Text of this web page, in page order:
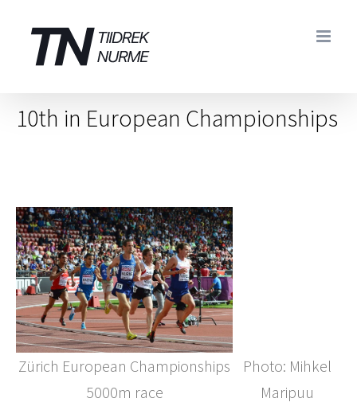
content
10th in European Championships
Zürich European Championships
5000m race
Photo: Mihkel
Maripuu